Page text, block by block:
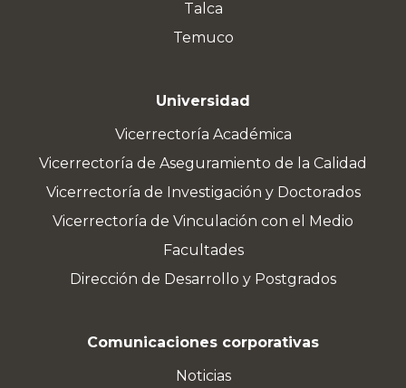
Talca
Temuco
Universidad
Vicerrectoría Académica
Vicerrectoría de Aseguramiento de la Calidad
Vicerrectoría de Investigación y Doctorados
Vicerrectoría de Vinculación con el Medio
Facultades
Dirección de Desarrollo y Postgrados
Comunicaciones corporativas
Noticias